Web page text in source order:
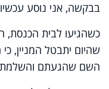
בבקשה, אני נוסע
כשהגיעו לבית
שהיום יתבטל המניין,
השם שהגעתם והשלמתם